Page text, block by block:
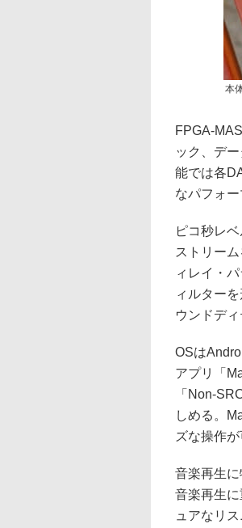
本
FPGA-
ック、デ
能では各
なパフォ
ピコ秒レ
ストリー
ィレイ・
ィルター
ウンドデ
OSは
アプリ「
「Non-
しめる。
ズな操作が
音楽再生
音楽再生
ュアなリ